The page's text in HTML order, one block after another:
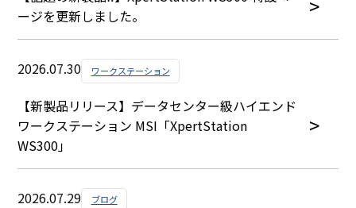
ージを更新しました。
2026.07.30 ワークステーション
【新製品リリース】データセンター級ハイエンド
ワークステーション MSI「XpertStation
WS300」
2026.07.29 ブログ